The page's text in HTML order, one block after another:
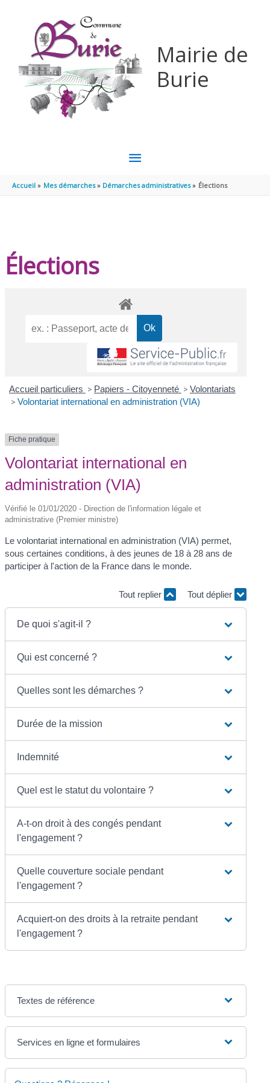
Mairie de
Burie
MENU
PRINCIPAL
Accueil Mes démarches Démarches administratives Élections
Élections
Accueil particuliers > Papiers - Citoyenneté > Volontariats
> Volontariat international en administration (VIA)
Fiche pratique
Volontariat international en
administration (VIA)
Vérifié le 01/01/2020 - Direction de l'information légale et
administrative (Premier ministre)
Le volontariat international en administration (VIA) permet,
sous certaines conditions, à des jeunes de 18 à 28 ans de
participer à l'action de la France dans le monde.
Tout replier Tout déplier
De quoi s'agit-il ?
Qui est concerné ?
Quelles sont les démarches ?
Durée de la mission
Indemnité
Quel est le statut du volontaire ?
A-t-on droit à des congés pendant
l'engagement ?
Quelle couverture sociale pendant
l'engagement ?
Acquiert-on des droits à la retraite pendant
l'engagement ?
Textes de référence
Services en ligne et formulaires